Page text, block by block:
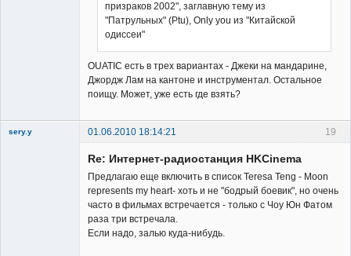
призраков 2002", заглавную тему из
"Патрульных" (Ptu), Only you из "Китайской
одиссеи"
OUATIC есть в трех вариантах - Джеки на мандарине,
Джордж Лам на кантоне и инструментал. Остальное
поищу. Может, уже есть где взять?
19
sery.y 01.06.2010 18:14:21
Re: Интернет-радиостанция HKCinema
Предлагаю еще включить в список Teresa Teng - Moon
represents my heart- хоть и не "бодрый боевик", но очень
часто в фильмах встречается - только с Чоу Юн Фатом
раза три встречала.
Если надо, залью куда-нибудь.